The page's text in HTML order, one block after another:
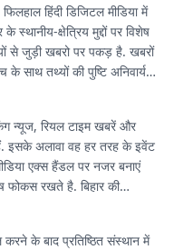
हिंदी डिजिटल मीडिया में
स्थानीय-क्षेत्रिय मुद्दों पर विशेष
से जुड़ी खबरो पर पकड़ है. खबरों
साथ तथ्यों की पुष्टि अनिवार्य
न्यूज, रियल टाइम खबरें और
इसके अलावा वह हर तरह के इवेंट
एक्स हैंडल पर नजर बनाएं
फोकस रखते है. बिहार की
करने के बाद प्रतिष्ठित संस्थान में